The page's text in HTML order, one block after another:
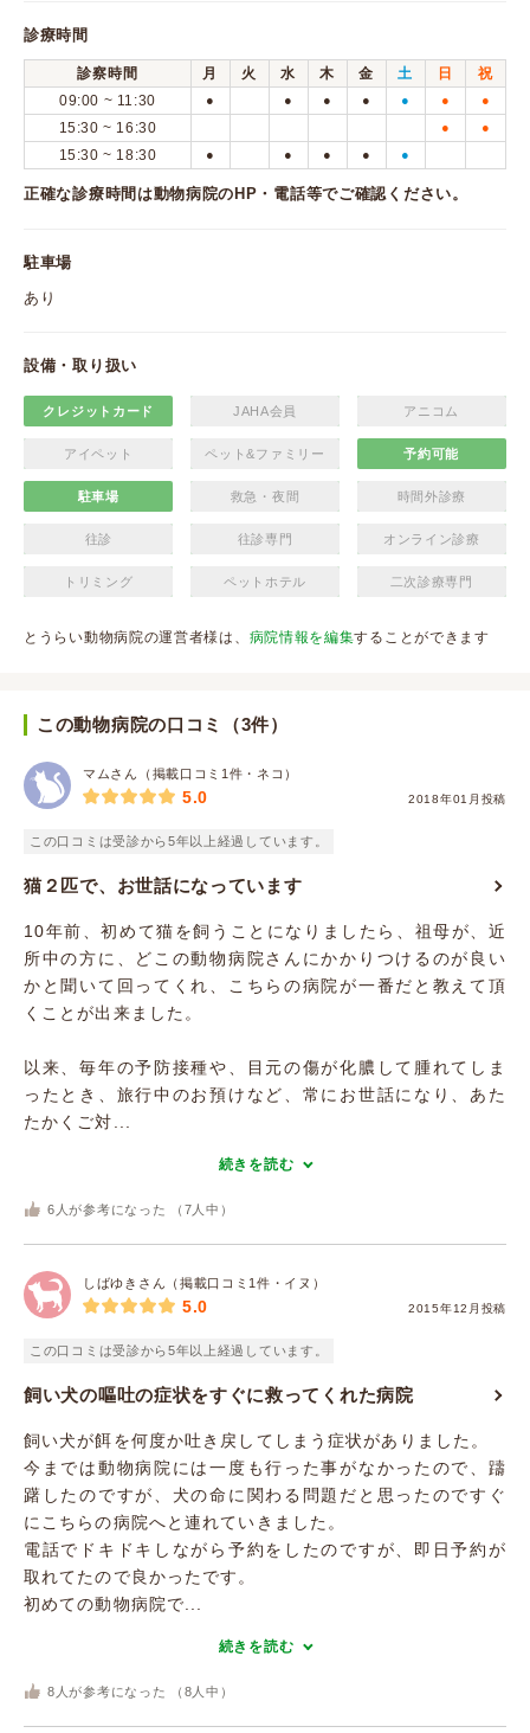
診療時間
診察時間 月 火 水 木 金 土 日
祝
09:00 ~ 11:30
● ● ● ● ● ● ●
15:30 ~ 16:30 ● ●
15:30 ~ 18:30 ● ● ● ● ●
正確な診療時間は動物病院のHP・電話等でご確認ください。
駐車場
あり
設備・取り扱い
クレジットカード JAHA会員 アニコム
アイペット ペット&ファミリー 予約可能
駐車場 救急・夜間 時間外診療
往診 往診専門 オンライン診療
トリミング ペットホテル 二次診療専門
とうらい動物病院の運営者様は、 病院情報を編集することができます
この動物病院の口コミ（3件）
マムさん（掲載口コミ1件・ネコ）
2018年01月投稿
5.0
この口コミは受診から5年以上経過しています。
猫２匹で、お世話になっています
10年前、初めて猫を飼うことになりましたら、祖母が、近
所中の方に、どこの動物病院さんにかかりつけるのが良い
かと聞いて回ってくれ、こちらの病院が一番だと教えて頂
くことが出来ました。
以来、毎年の予防接種や、目元の傷が化膿して腫れてしま
ったとき、旅行中のお預けなど、常にお世話になり、あた
たかくご対...
続きを読む
6 人が参考になった （ 7 人中）
しばゆきさん（掲載口コミ1件・イヌ）
2015年12月投稿
5.0
この口コミは受診から5年以上経過しています。
飼い犬の嘔吐の症状をすぐに救ってくれた病院
飼い犬が餌を何度か吐き戻してしまう症状がありました。
今までは動物病院には一度も行った事がなかったので、躊
躇したのですが、犬の命に関わる問題だと思ったのですぐ
にこちらの病院へと連れていきました。
電話でドキドキしながら予約をしたのですが、即日予約が
取れてたので良かったです。
初めての動物病院で...
続きを読む
8 人が参考になった （ 8 人中）